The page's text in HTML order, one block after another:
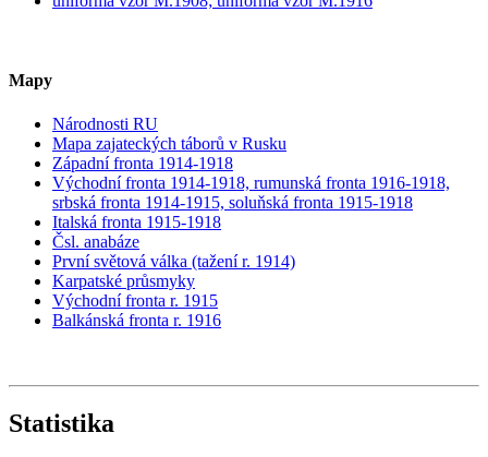
Mapy
Národnosti RU
Mapa zajateckých táborů v Rusku
Západní fronta 1914-1918
Východní fronta 1914-1918, rumunská fronta 1916-1918,
srbská fronta 1914-1915, soluňská fronta 1915-1918
Italská fronta 1915-1918
Čsl. anabáze
První světová válka (tažení r. 1914)
Karpatské průsmyky
Východní fronta r. 1915
Balkánská fronta r. 1916
Statistika